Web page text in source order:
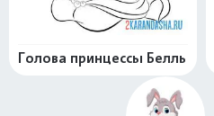
Голова принцессы Белль